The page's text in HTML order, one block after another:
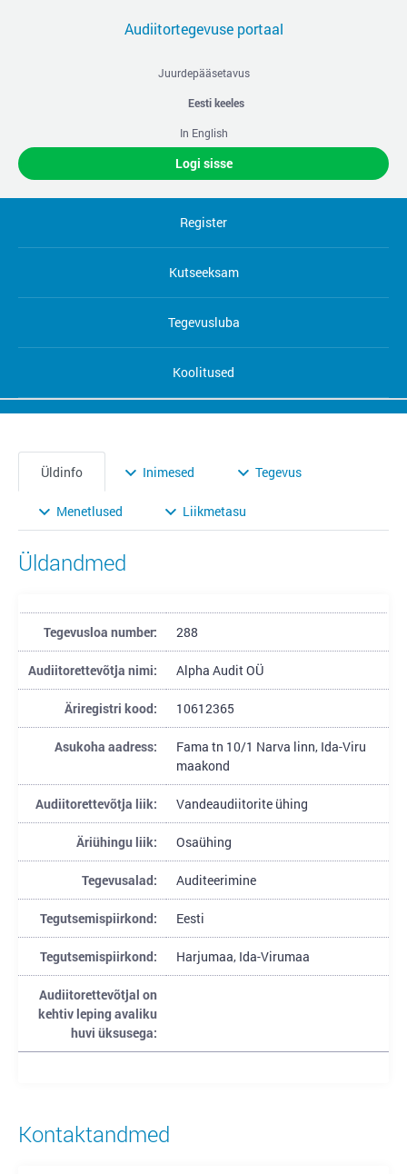
Audiitortegevuse portaal
Juurdepääsetavus
Eesti keeles
In English
Logi sisse
Register
Kutseeksam
Tegevusluba
Koolitused
Üldinfo Inimesed Tegevus
Menetlused Liikmetasu
Üldandmed
Tegevusloa number: 288
Audiitorettevõtja nimi: Alpha Audit OÜ
Äriregistri kood: 10612365
Asukoha aadress:
Fama tn 10/1 Narva linn, Ida-Viru
maakond
Audiitorettevõtja liik: Vandeaudiitorite ühing
Äriühingu liik: Osaühing
Tegevusalad: Auditeerimine
Tegutsemispiirkond: Eesti
Tegutsemispiirkond: Harjumaa, Ida-Virumaa
Audiitorettevõtjal on
kehtiv leping avaliku
huvi üksusega:
Kontaktandmed